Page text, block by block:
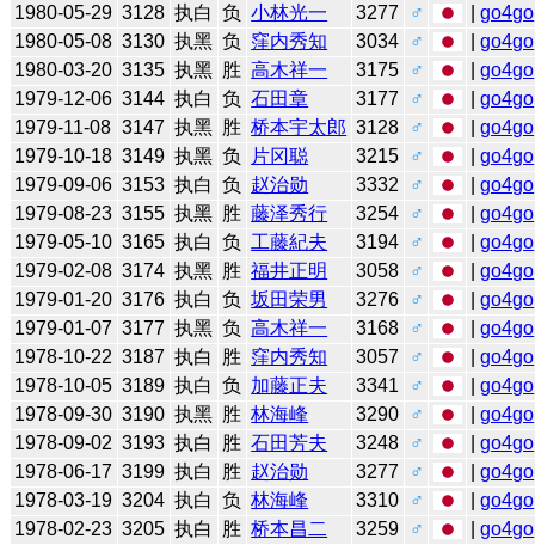
1980-05-29 3128 执白 负 小林光一 3277 ♂ |go4go
1980-05-08 3130 执黑 负 窪内秀知 3034 ♂ |go4go
1980-03-20 3135 执黑 胜 高木祥一 3175 ♂ |go4go
1979-12-06 3144 执白 负 石田章 3177 ♂ |go4go
1979-11-08 3147 执黑 胜 桥本宇太郎 3128 ♂ |go4go
1979-10-18 3149 执黑 负 片冈聪 3215 ♂ |go4go
1979-09-06 3153 执白 负 赵治勋 3332 ♂ |go4go
1979-08-23 3155 执黑 胜 藤泽秀行 3254 ♂ |go4go
1979-05-10 3165 执白 负 工藤紀夫 3194 ♂ |go4go
1979-02-08 3174 执黑 胜 福井正明 3058 ♂ |go4go
1979-01-20 3176 执白 负 坂田荣男 3276 ♂ |go4go
1979-01-07 3177 执黑 负 高木祥一 3168 ♂ |go4go
1978-10-22 3187 执白 胜 窪内秀知 3057 ♂ |go4go
1978-10-05 3189 执白 负 加藤正夫 3341 ♂ |go4go
1978-09-30 3190 执黑 胜 林海峰 3290 ♂ |go4go
1978-09-02 3193 执白 胜 石田芳夫 3248 ♂ |go4go
1978-06-17 3199 执白 胜 赵治勋 3277 ♂ |go4go
1978-03-19 3204 执白 负 林海峰 3310 ♂ |go4go
1978-02-23 3205 执白 胜 桥本昌二 3259 ♂ |go4go